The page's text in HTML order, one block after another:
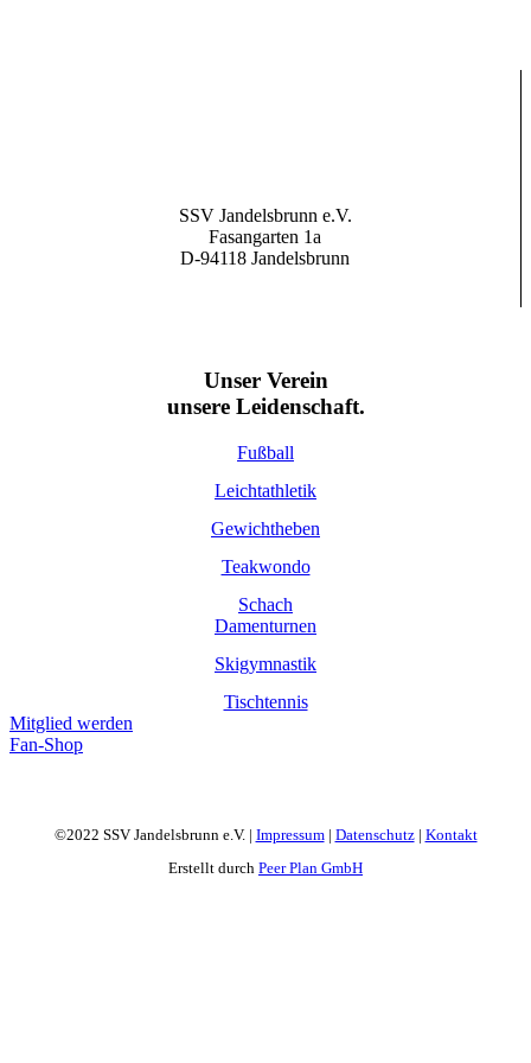
SSV Jandelsbrunn e.V.
Fasangarten 1a
D-94118 Jandelsbrunn
Unser Verein
unsere Leidenschaft.
Fußball
Leichtathletik
Gewichtheben
Teakwondo
Schach
Damenturnen
Skigymnastik
Tischtennis
Mitglied werden
Fan-Shop
©2022 SSV Jandelsbrunn e.V. | Impressum| Datenschutz| Kontakt
Erstellt durch Peer Plan GmbH